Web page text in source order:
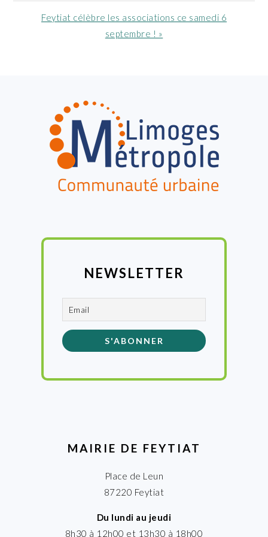
Article
Feytiat célèbre les associations ce samedi 6
septembre ! »
NEWSLETTER
MAIRIE DE FEYTIAT
Place de Leun
87220 Feytiat
Du lundi au jeudi
8h30 à 12h00 et 13h30 à 18h00